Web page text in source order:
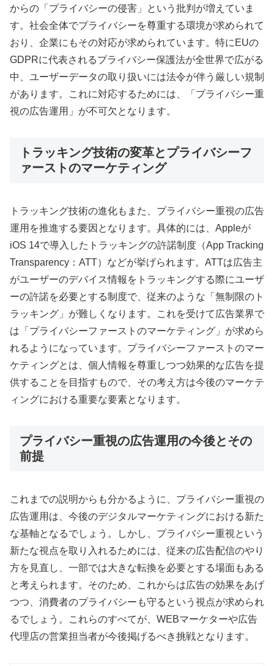
からの「プライバシーの侵害」という批判が増えていま
す。社会全体でプライバシーを尊重する環境が求められて
おり、企業にもその対応が求められています。特にEUの
GDPRに代表されるプライバシー保護法が全世界で広がる
中、ユーザーデータの取り扱いには法令が伴う厳しい規制
があります。これに対応するためには、「プライバシー重
視の広告運用」が不可欠となります。
トラッキング技術の変革とプライバシーフ
ァーストのマーケティング
トラッキング技術の進化もまた、プライバシー重視の広告
運用を推進する要因となります。具体的には、Appleが
iOS 14で導入したトラッキングの許諾制度（App Tracking
Transparency：ATT）などが挙げられます。ATTは広告主
がユーザーのデバイス情報をトラッキングする際にユーザ
ーの許諾を必要とする制度で、従来のような「無制限のト
ラッキング」が難しくなります。これを受けて広告業界で
は「プライバシーファーストのマーケティング」が求めら
れるようになっています。プライバシーファーストのマー
ケティングとは、個人情報を尊重しつつ効果的な広告を提
供することを目指すもので、その考え方は今後のマーケテ
ィングにおける重要な要素となります。
プライバシー重視の広告運用の今後とその
前提
これまでの説明からも分かるように、プライバシー重視の
広告運用は、今後のデジタルマーケティングにおける新た
な基軸となるでしょう。しかし、プライバシー重視という
新たな視点を取り入れるためには、従来の広告配信のやり
方を見直し、一部では大きな転換を必要とする場面もある
と考えられます。そのため、これからは広告の効果をあげ
つつ、消費者のプライバシーも守るという視点が求められ
るでしょう。これらのすべてが、WEBマーケターや広告
代理店の営業担当者が今後掲げるべき挑戦となります。